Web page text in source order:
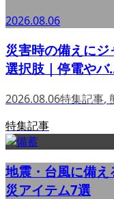
2026.08.06
災害時の備えに
選択肢｜停電やバ
2026.08.06特集記事,
特集記事
地震・台風に備
災アイテム7選